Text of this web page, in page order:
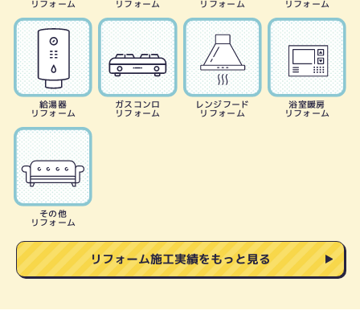
リフォーム リフォーム リフォーム リフォーム
給湯器
リフォーム
ガスコンロ
リフォーム
レンジフード
リフォーム
浴室暖房
リフォーム
その他
リフォーム
リフォーム施工実績をもっと見る